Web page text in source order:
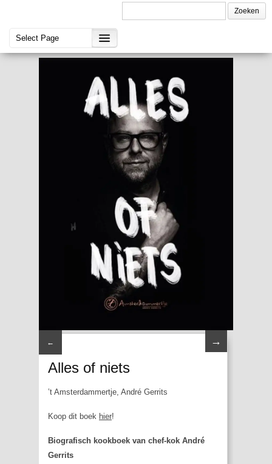
← →
Alles of niets
’t Amsterdammertje, André Gerrits
Koop dit boek hier!
Biografisch kookboek van chef-kok André
Gerrits